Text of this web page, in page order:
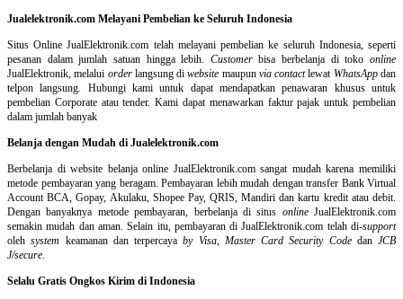
Jualelektronik.com Melayani Pembelian ke Seluruh Indonesia
Situs Online JualElektronik.com telah melayani pembelian ke seluruh Indonesia, seperti
pesanan dalam jumlah satuan hingga lebih. Customerbisa berbelanja di tokoonline
JualElektronik, melalui orderlangsung diwebsite maupun via contactlewat WhatsAppdan
telpon langsung. Hubungi kami untuk dapat mendapatkan penawaran khusus untuk
pembelian Corporate atau tender. Kami dapat menawarkan faktur pajak untuk pembelian
dalam jumlah banyak
Belanja dengan Mudah di Jualelektronik.com
Berbelanja diwebsite belanja online JualElektronik.com sangat mudah karena memiliki
metode pembayaran yang beragam. Pembayaran lebih mudah dengan transfer Bank Virtual
Account BCA, Gopay, Akulaku, Shopee Pay, QRIS, Mandiri dan kartu kredit atau debit.
Dengan banyaknya metode pembayaran, berbelanja di situs onlineJualElektronik.com
semakin mudah dan aman. Selain itu, pembayaran di JualElektronik.com telah di-support
olehsystem keamanan dan terpercayaby Visa, Master Card Security Codedan JCB
J/secure.
Selalu Gratis Ongkos Kirim di Indonesia